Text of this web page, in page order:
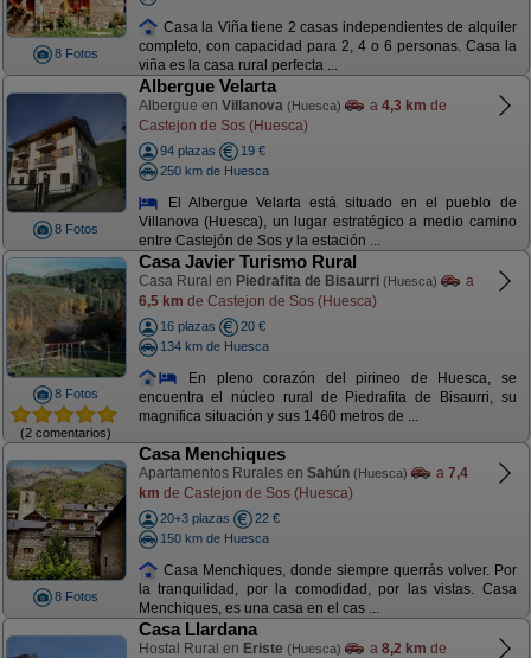
8 Fotos
Casa la Viña tiene 2 casas independientes de alquiler
completo, con capacidad para 2, 4 o 6 personas. Casa la
viña es la casa rural perfecta ...
8 Fotos
Albergue Velarta
Albergue en Villanova (Huesca) a 4,3 km de
Castejon de Sos (Huesca)
94 plazas
19 €
250 km de Huesca
El Albergue Velarta está situado en el pueblo de
Villanova (Huesca), un lugar estratégico a medio camino
entre Castejón de Sos y la estación ...
8 Fotos
(2 comentarios)
Casa Javier Turismo Rural
Casa Rural en Piedrafita de Bisaurri (Huesca)
a
6,5 km de Castejon de Sos (Huesca)
16 plazas
20 €
134 km de Huesca
En pleno corazón del pirineo de Huesca, se
encuentra el núcleo rural de Piedrafita de Bisaurri, su
magnifica situación y sus 1460 metros de ...
8 Fotos
Casa Menchiques
Apartamentos Rurales en Sahún (Huesca) a 7,4
km de Castejon de Sos (Huesca)
20+3 plazas
22 €
150 km de Huesca
Casa Menchiques, donde siempre querrás volver. Por
la tranquilidad, por la comodidad, por las vistas. Casa
Menchiques, es una casa en el cas ...
Casa Llardana
Hostal Rural en Eriste (Huesca) a 8,2 km de